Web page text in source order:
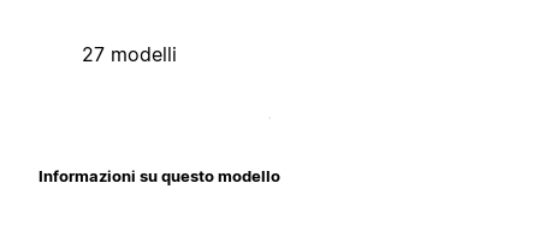
27 modelli
Informazioni su questo modello